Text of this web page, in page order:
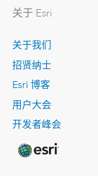
关于 Esri
关于我们
招贤纳士
Esri 博客
用户大会
开发者峰会